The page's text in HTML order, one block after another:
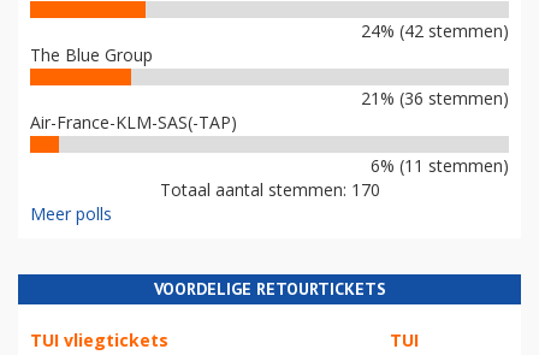
24% (42 stemmen)
The Blue Group
21% (36 stemmen)
Air-France-KLM-SAS(-TAP)
6% (11 stemmen)
Totaal aantal stemmen: 170
Meer polls
VOORDELIGE RETOURTICKETS
TUI vliegtickets TUI